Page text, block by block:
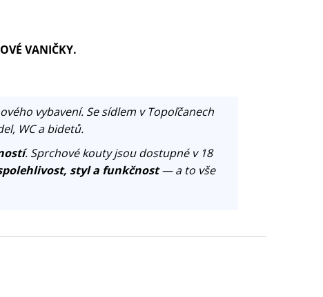
VANIČKY.
vybavení. Se sídlem v Topoľčanech
WC a bidetů.
. Sprchové kouty jsou dostupné v 18
styl a funkčnost— a to vše